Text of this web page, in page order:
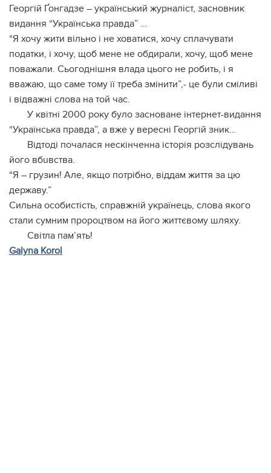
Георгій Ґонгадзе – український журналіст, засновник
видання “Українська правда” …
“Я хочу жити вільно і не ховатися, хочу сплачувати
податки, і хочу, щоб мене не обдирали, хочу, щоб мене
поважали. Сьогоднішня влада цього не робить, і я
вважаю, що саме тому її треба змінити”,- це були сміливі
і відважні слова на той час.
У квітні 2000 року було засноване інтернет-видання
“Українська правда”, а вже у вересні Георгій зник…
Відтоді почалася нескінченна історія розслідувань
його вбuвствa.
“Я – грузин! Але, якщо потрібно, віддам життя за цю
державу.”
Сильна особистість, справжній українець, слова якого
стали сумним пророцтвом на його життєвому шляху.
Світла пам’ять!
Galyna Korol